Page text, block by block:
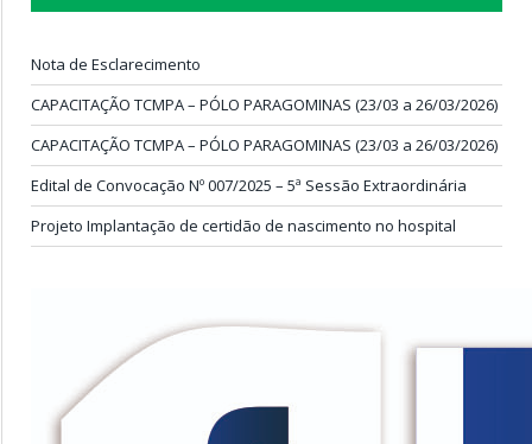
Nota de Esclarecimento
CAPACITAÇÃO TCMPA – PÓLO PARAGOMINAS (23/03 a 26/03/2026)
CAPACITAÇÃO TCMPA – PÓLO PARAGOMINAS (23/03 a 26/03/2026)
Edital de Convocação Nº 007/2025 – 5ª Sessão Extraordinária
Projeto Implantação de certidão de nascimento no hospital